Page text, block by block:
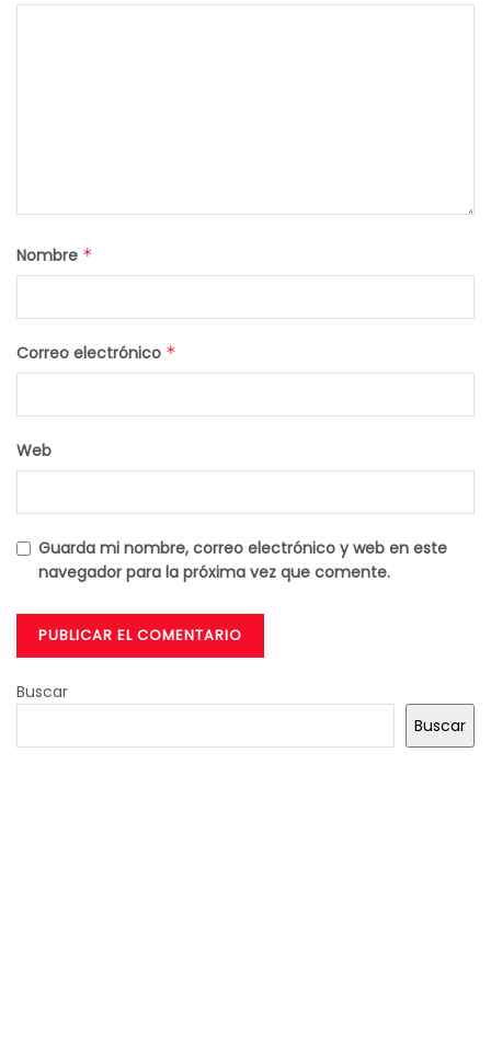
Nombre *
Correo electrónico *
Web
Guarda mi nombre, correo electrónico y web en este
navegador para la próxima vez que comente.
Buscar
Buscar